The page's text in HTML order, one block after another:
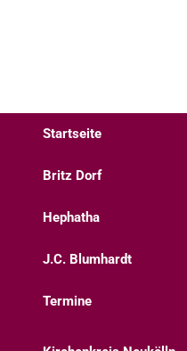
Startseite
Britz Dorf
Hephatha
J.C. Blumhardt
Termine